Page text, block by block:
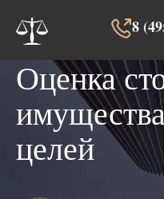
8
Оценка
целей